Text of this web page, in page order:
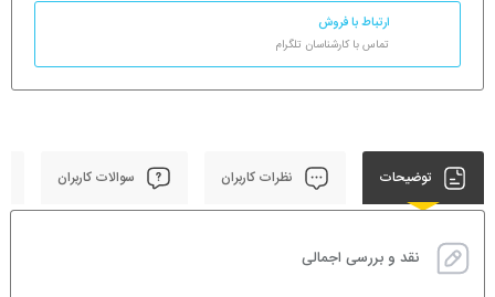
ارتباط با فروش
تماس با کارشناسان تلگرام
توضیحات نظرات کاربران سوالات کاربران
نقد و بررسی اجمالی